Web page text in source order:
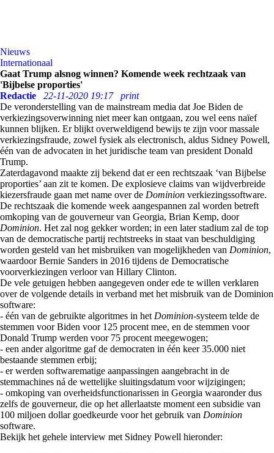
Nieuws
Internationaal
Gaat Trump alsnog winnen? Komende week rechtzaak van
'Bijbelse proporties'
Redactie
22-11-2020 19:17
print
De veronderstelling van de mainstream media dat Joe Biden de
verkiezingsoverwinning niet meer kan ontgaan, zou wel eens naïef
kunnen blijken. Er blijkt overweldigend bewijs te zijn voor massale
verkiezingsfraude, zowel fysiek als electronisch, aldus Sidney Powell,
één van de advocaten in het juridische team van president Donald
Trump.
Zaterdagavond maakte zij bekend dat er een rechtszaak ‘van Bijbelse
proporties’ aan zit te komen. De explosieve claims van wijdverbreide
kiezersfraude gaan met name over de Dominion verkiezingssoftware.
De rechtszaak die komende week aangespannen zal worden betreft
omkoping van de gouverneur van Georgia, Brian Kemp, door
Dominion. Het zal nog gekker worden; in een later stadium zal de top
van de democratische partij rechtstreeks in staat van beschuldiging
worden gesteld van het misbruiken van mogelijkheden van Dominion,
waardoor Bernie Sanders in 2016 tijdens de Democratische
voorverkiezingen verloor van Hillary Clinton.
De vele getuigen hebben aangegeven onder ede te willen verklaren
over de volgende details in verband met het misbruik van de Dominion
software:
- één van de gebruikte algoritmes in het Dominion-systeem telde de
stemmen voor Biden voor 125 procent mee, en de stemmen voor
Donald Trump werden voor 75 procent meegewogen;
- een ander algoritme gaf de democraten in één keer 35.000 niet
bestaande stemmen erbij;
- er werden softwarematige aanpassingen aangebracht in de
stemmachines ná de wettelijke sluitingsdatum voor wijzigingen;
- omkoping van overheidsfunctionarissen in Georgia waaronder dus
zelfs de gouverneur, die op het allerlaatste moment een subsidie van
100 miljoen dollar goedkeurde voor het gebruik van Dominion
software.
Bekijk het gehele interview met Sidney Powell hieronder: